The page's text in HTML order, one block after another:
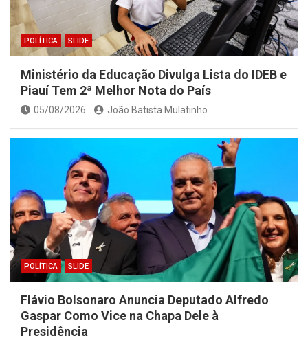
POLÍTICA SLIDE
Ministério da Educação Divulga Lista do IDEB e
Piauí Tem 2ª Melhor Nota do País
05/08/2026 João Batista Mulatinho
POLÍTICA SLIDE
Flávio Bolsonaro Anuncia Deputado Alfredo
Gaspar Como Vice na Chapa Dele à
Presidência